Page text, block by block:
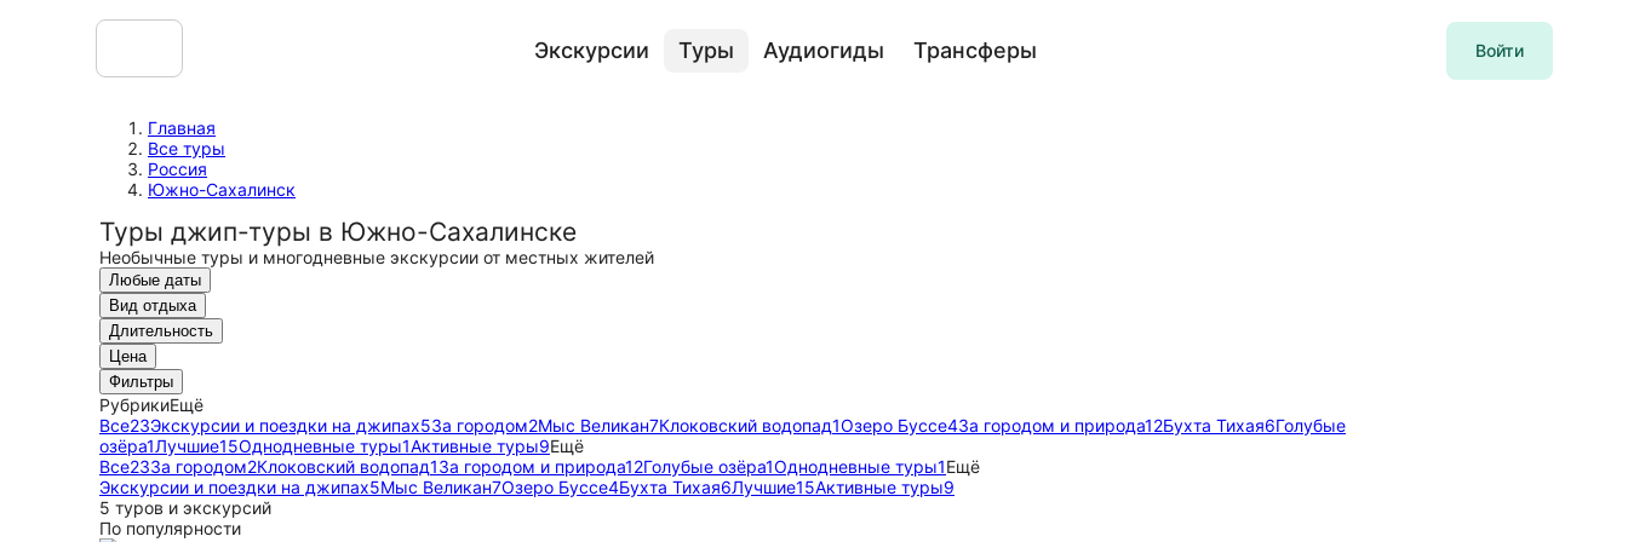
Экскурсии Туры Аудиогиды Трансферы Войти
Главная
Все туры
Россия
Южно-Сахалинск
Туры джип-туры в Южно-Сахалинске
Необычные туры и многодневные экскурсии от местных жителей
Любые даты
Вид отдыха
Длительность
Цена
Фильтры
РубрикиЕщё
Все23Экскурсии и поездки на джипах5За городом2Мыс Великан7Клоковский водопад1Озеро Буссе4За городом и природа12Бухта Тихая6Голубые
озёра1Лучшие15Однодневные туры1Активные туры9Ещё
Все23За городом2Клоковский водопад1За городом и природа12Голубые озёра1Однодневные туры1Ещё
Экскурсии и поездки на джипах5Мыс Великан7Озеро Буссе4Бухта Тихая6Лучшие15Активные туры9
5 туров и экскурсий
По популярности